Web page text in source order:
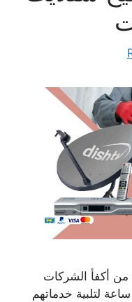
من أكفأ الشركات
المتواجدة معكم على مدار ال ٢٤ ساعة لتلبية خدماتهم